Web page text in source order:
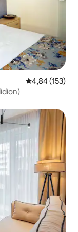
Gemiddelde
4,84 (153)